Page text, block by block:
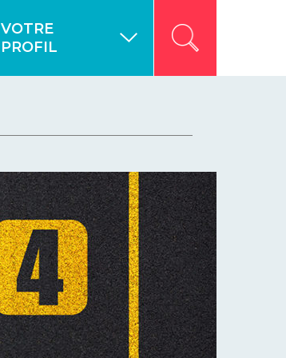
VOTRE
PROFIL